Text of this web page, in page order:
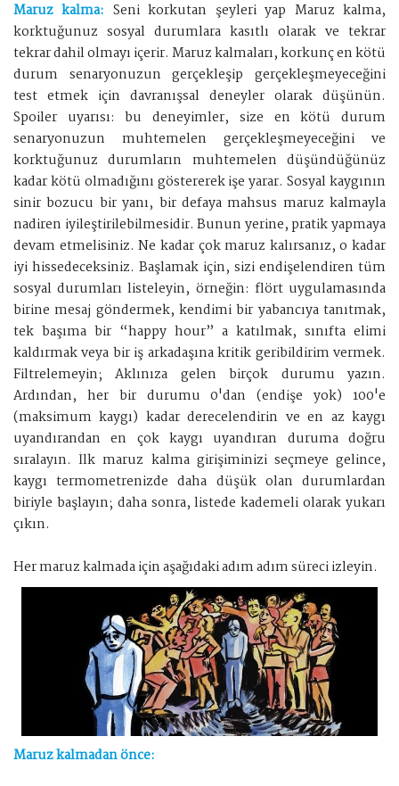
Maruz kalma: Seni korkutan şeyleri yap Maruz kalma,
korktuğunuz sosyal durumlara kasıtlı olarak ve tekrar
tekrar dahil olmayı içerir. Maruz kalmaları, korkunç en kötü
durum senaryonuzun gerçekleşip gerçekleşmeyeceğini
test etmek için davranışsal deneyler olarak düşünün.
Spoiler uyarısı: bu deneyimler, size en kötü durum
senaryonuzun muhtemelen gerçekleşmeyeceğini ve
korktuğunuz durumların muhtemelen düşündüğünüz
kadar kötü olmadığını göstererek işe yarar. Sosyal kaygının
sinir bozucu bir yanı, bir defaya mahsus maruz kalmayla
nadiren iyileştirilebilmesidir. Bunun yerine, pratik yapmaya
devam etmelisiniz. Ne kadar çok maruz kalırsanız, o kadar
iyi hissedeceksiniz. Başlamak için, sizi endişelendiren tüm
sosyal durumları listeleyin, örneğin: flört uygulamasında
birine mesaj göndermek, kendimi bir yabancıya tanıtmak,
tek başıma bir “happy hour” a katılmak, sınıfta elimi
kaldırmak veya bir iş arkadaşına kritik geribildirim vermek.
Filtrelemeyin; Aklınıza gelen birçok durumu yazın.
Ardından, her bir durumu 0'dan (endişe yok) 100'e
(maksimum kaygı) kadar derecelendirin ve en az kaygı
uyandırandan en çok kaygı uyandıran duruma doğru
sıralayın. İlk maruz kalma girişiminizi seçmeye gelince,
kaygı termometrenizde daha düşük olan durumlardan
biriyle başlayın; daha sonra, listede kademeli olarak yukarı
çıkın.
Her maruz kalmada için aşağıdaki adım adım süreci izleyin.
Maruz kalmadan önce: